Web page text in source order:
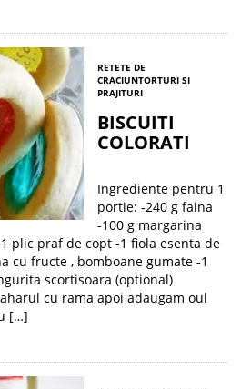
RETETE DE
CRACIUNTORTURI SI
PRAJITURI
BISCUITI
COLORATI
Ingrediente pentru 1
portie: -240 g faina
-100 g margarina
plic praf de copt -1 fiola esenta de
cu fructe , bomboane gumate -1
scortisoara (optional)
cu rama apoi adaugam oul
[…]